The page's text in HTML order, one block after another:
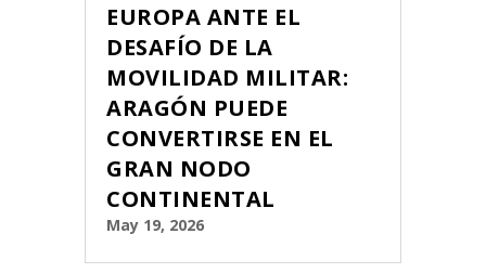
EUROPA ANTE EL
DESAFÍO DE LA
MOVILIDAD MILITAR:
ARAGÓN PUEDE
CONVERTIRSE EN EL
GRAN NODO
CONTINENTAL
May 19, 2026